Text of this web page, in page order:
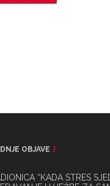
OBJAVE
“KADA STRES